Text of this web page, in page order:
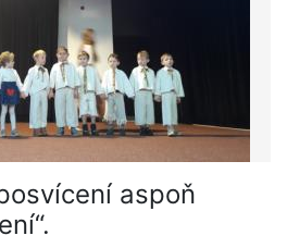
aspoň